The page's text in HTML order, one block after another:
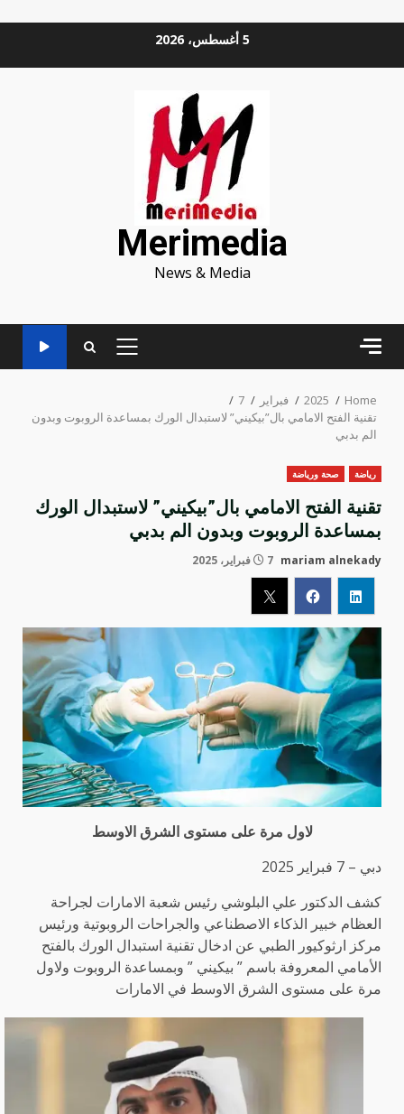
5 أغسطس، 2026
Merimedia
News & Media
PRIMARY
Home
2025 فبراير
7
تقنية الفتح الامامي بال”بيكيني” لاستبدال الورك بمساعدة الروبوت وبدون
الم بدبي
رياضة صحة ورياضة
تقنية الفتح الامامي بال”بيكيني” لاستبدال الورك
بمساعدة الروبوت وبدون الم بدبي
mariam alnekady 7 فبراير، 2025
لاول مرة على مستوى الشرق الاوسط
دبي – 7 فبراير 2025
كشف الدكتور علي البلوشي رئيس شعبة الامارات لجراحة
العظام خبير الذكاء الاصطناعي والجراحات الروبوتية ورئيس
مركز ارثوكيور الطبي عن ادخال تقنية استبدال الورك بالفتح
الأمامي المعروفة باسم ” بيكيني ” وبمساعدة الروبوت ولاول
مرة على مستوى الشرق الاوسط في الامارات